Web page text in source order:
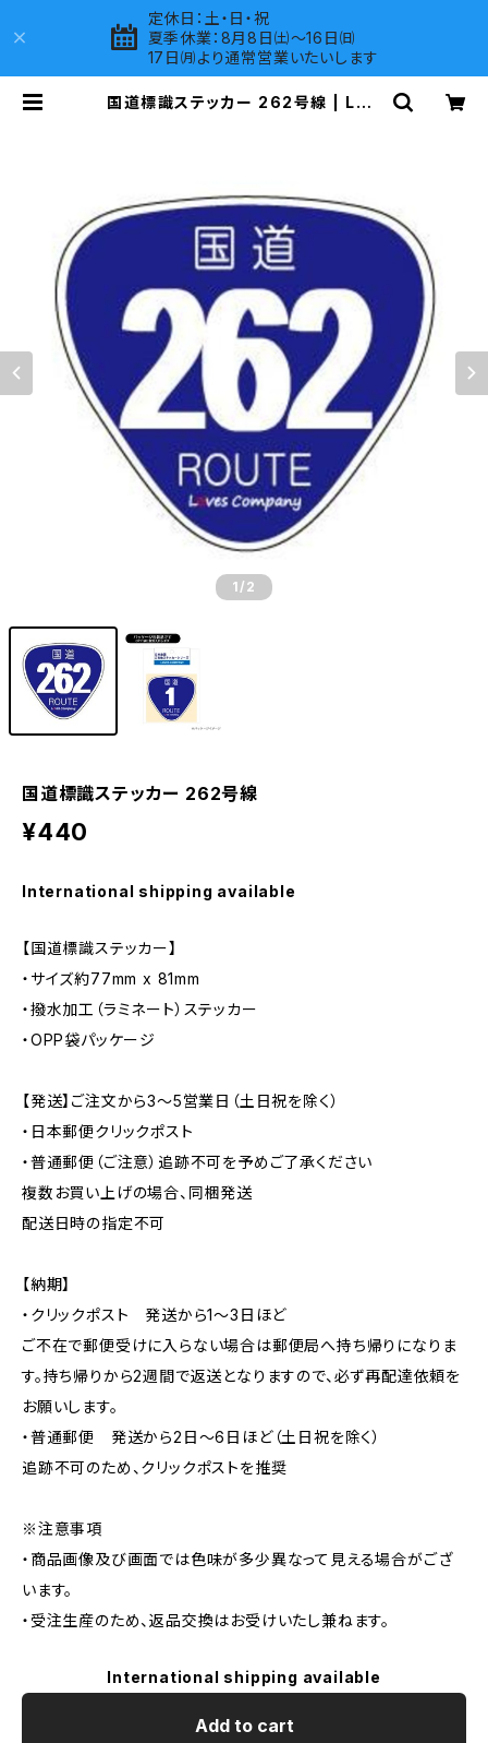
定休日：土・日・祝
夏季休業：8月8日㈯～16日㈰
17日㈪より通常営業いたいします
国道標識ステッカー 262号線 | LOV
1 /2
国道標識ステッカー 262号線
¥440
International shipping available
【国道標識ステッカー】
・サイズ約77mm x 81mm
・撥水加工（ラミネート）ステッカー
・OPP袋パッケージ
【発送】ご注文から3〜5営業日（土日祝を除く）
・日本郵便クリックポスト
・普通郵便（ご注意）追跡不可を予めご了承ください
複数お買い上げの場合、同梱発送
配送日時の指定不可
【納期】
・クリックポスト 発送から1〜3日ほど
ご不在で郵便受けに入らない場合は郵便局へ持ち帰りになりま
す。持ち帰りから2週間で返送となりますので、必ず再配達依頼を
お願いします。
・普通郵便 発送から2日〜6日ほど（土日祝を除く）
追跡不可のため、クリックポストを推奨
※注意事項
・商品画像及び画面では色味が多少異なって見える場合がござ
います。
・受注生産のため、返品交換はお受けいたし兼ねます。
International shipping available
Add to cart